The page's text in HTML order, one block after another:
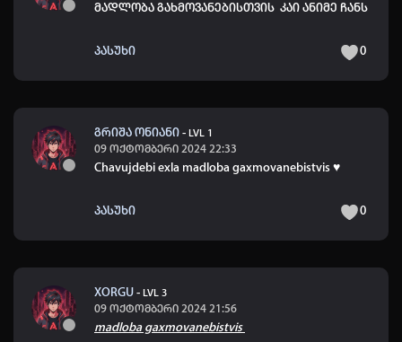
მადლობა გახმოვანებისთვის კაი ანიმე ჩანს
პასუხი 0
გრიშა ონიანი - LVL 1
09 ოქტომბერი 2024 22:33
Chavujdebi exla madloba gaxmovanebistvis ♥️
პასუხი 0
XORGU - LVL 3
09 ოქტომბერი 2024 21:56
madloba gaxmovanebistvis